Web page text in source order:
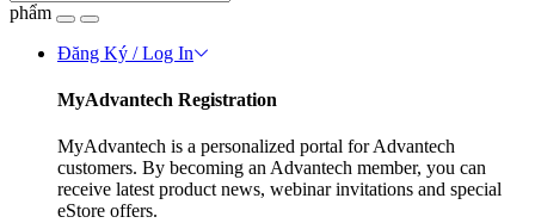
phẩm
Đăng Ký / Log In
MyAdvantech Registration
MyAdvantech is a personalized portal for Advantech
customers. By becoming an Advantech member, you can
receive latest product news, webinar invitations and special
eStore offers.